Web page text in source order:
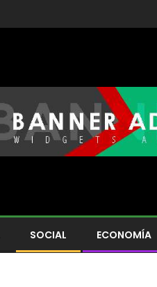
SOCIAL ECONOMÍA